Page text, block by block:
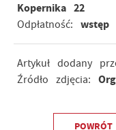
Kopernika 22
Odpłatność: wstęp
Artykuł dodany
Źródło zdjęcia:
POWRÓT